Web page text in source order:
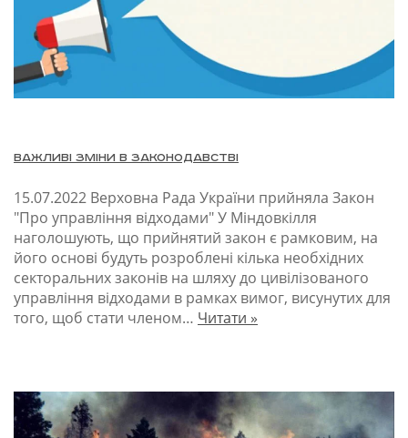
Важливі зміни в законодавстві
15.07.2022 Верховна Рада України прийняла Закон
"Про управління відходами" У Міндовкілля
наголошують, що прийнятий закон є рамковим, на
його основі будуть розроблені кілька необхідних
секторальних законів на шляху до цивілізованого
управління відходами в рамках вимог, висунутих для
того, щоб стати членом… Читати »